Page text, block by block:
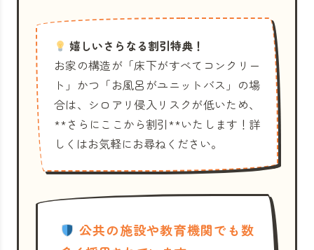
嬉しいさらなる割引特典！
お家の構造が「床下がすべてコンクリー
ト」かつ「お風呂がユニットバス」の場
合は、シロアリ侵入リスクが低いため、
**さらにここから割引**いたします！詳
しくはお気軽にお尋ねください。
公共の施設や教育機関でも数